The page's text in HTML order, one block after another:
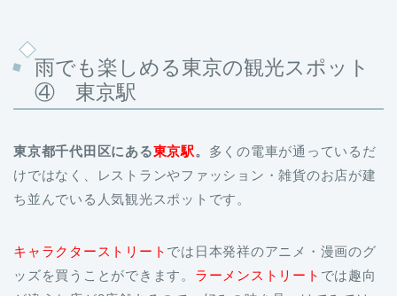
雨でも楽しめる東京の観光スポット
④ 東京駅
けではなく、レストランやファッション・雑貨のお店が建
ち並んでいる人気観光スポットです。
ッズを買うことができます。 ラーメンストリート では趣向
が違うお店が8店舗あるので、好みの味を見つけてみては